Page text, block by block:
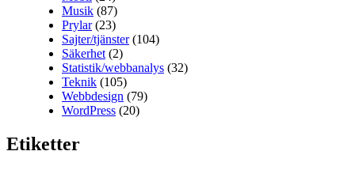
Musik (87)
Prylar(23)
Sajter/tjänster(104)
Säkerhet(2)
Statistik/webbanalys (32)
Teknik (105)
Webbdesign (79)
WordPress (20)
Etiketter